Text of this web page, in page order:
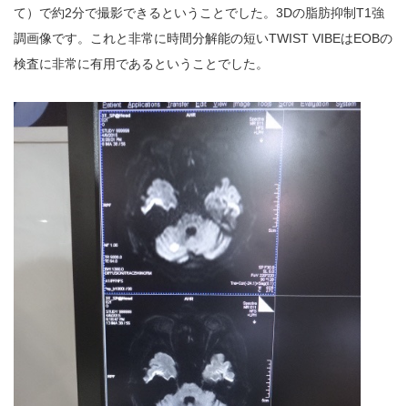
て）で約2分で撮影できるということでした。3Dの脂肪抑制T1強
調画像です。これと非常に時間分解能の短いTWIST VIBEはEOBの
検査に非常に有用であるということでした。